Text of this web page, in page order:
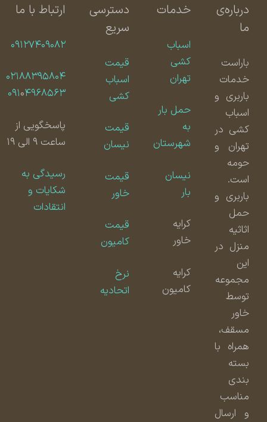
درباره‌ی
باراست
خدمات
باربری و
اسباب
کشی در
تهران و
حومه
است.
باربری و
حمل
اثاثیه
منزل در
مجموعه
توسط
مسقف،
همراه با
بسته
بندی
مناسب
و ارسال
خدمات
اسباب
کشی
تهران
حمل بار
شهرستان
نیسان
کامیون
دسترسی
سریع
قیمت
اسباب
کشی
قیمت
نیسان
قیمت
قیمت
کامیون
اتحادیه
ارتباط با ما
۰۹۱۲۷۴۰۹۰۸۲
۰۲۱۸۸۳۹۵۸۰۴
۰۹۱۰۴۹۶۸۵۶۳
پاسخگویی از
ساعت ۹ الی ۱۹
رسیدگی به
شکایات و
انتقادات